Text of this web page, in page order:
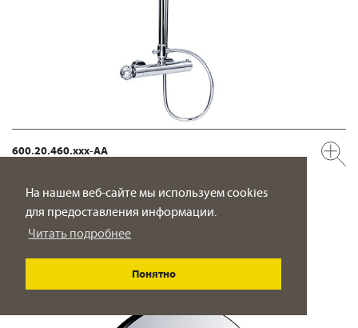
На нашем веб-сайте мы используем cookies
для предоставления информации.
Читать подробнее
Понятно
600.20.460.xxx-AA
верхний душ ø 200 мм
ПОДРОБНО